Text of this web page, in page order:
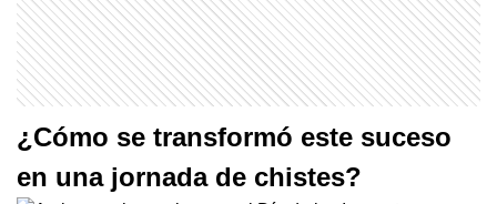
¿Cómo se transformó este suceso
en una jornada de chistes?